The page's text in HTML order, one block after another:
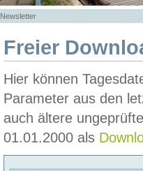
Newsletter
Freier
Hier können
Parameter aus den
auch ältere
01.01.2000 als